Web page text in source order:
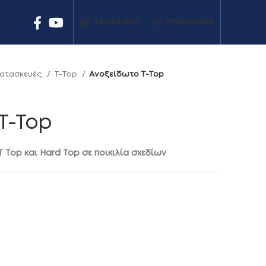
ΤΑ ΝΕΑ ΜΑΣ ΕΠΙΚΟΙΝΩΝΊΑ
T-Top Ανοξείδωτο T-Top
Top
Top και Hard Top σε ποικιλία σχεδίων